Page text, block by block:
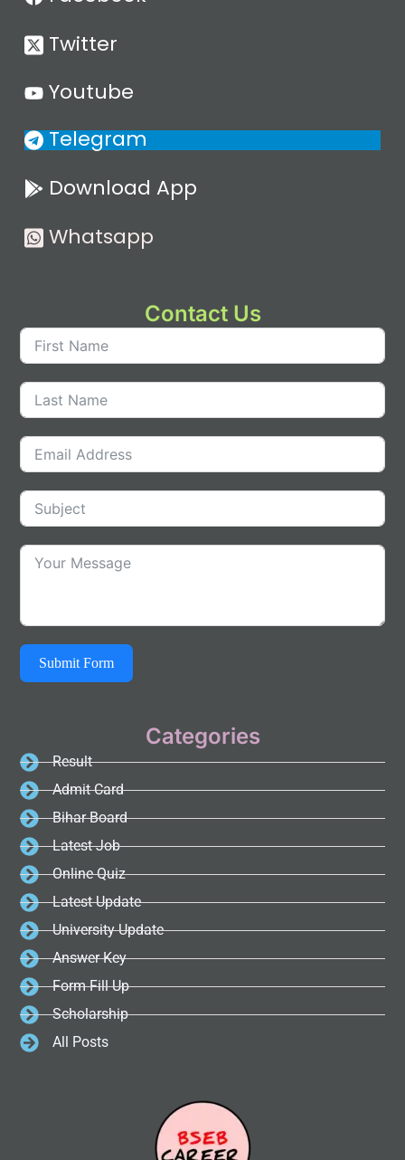
Twitter
Youtube
Telegram
Download App
Whatsapp
Contact Us
Submit Form
Categories
Result
Admit Card
Bihar Board
Latest Job
Online Quiz
Latest Update
University Update
Answer Key
Form Fill Up
Scholarship
All Posts